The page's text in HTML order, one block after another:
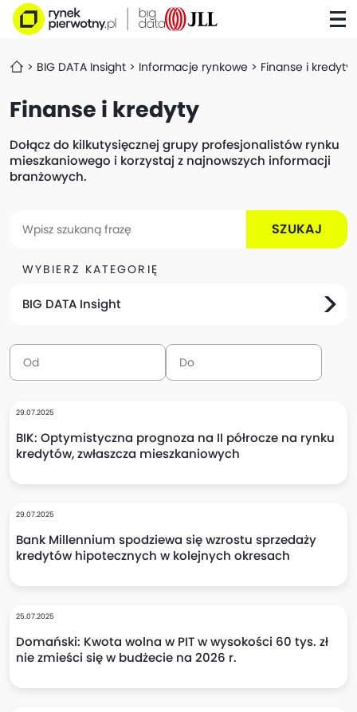
BIG DATA Insight Informacje rynkowe Finanse i kredyty
Finanse i kredyty
Dołącz do kilkutysięcznej grupy profesjonalistów rynku
mieszkaniowego i korzystaj z najnowszych informacji
branżowych.
SZUKAJ
WYBIERZ KATEGORIĘ
BIG DATA Insight
29.07.2025
BIK: Optymistyczna prognoza na II półrocze na rynku
kredytów, zwłaszcza mieszkaniowych
29.07.2025
Bank Millennium spodziewa się wzrostu sprzedaży
kredytów hipotecznych w kolejnych okresach
25.07.2025
Domański: Kwota wolna w PIT w wysokości 60 tys. zł
nie zmieści się w budżecie na 2026 r.